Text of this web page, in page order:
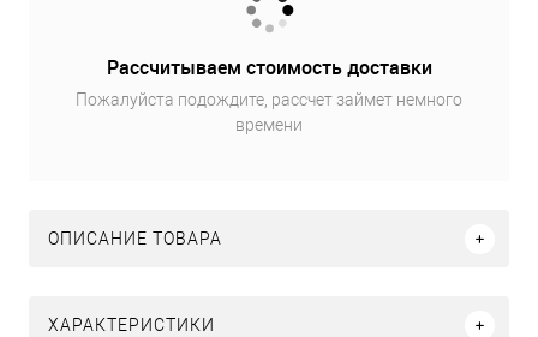
Рассчитываем стоимость доставки
Пожалуйста подождите, рассчет займет немного
времени
ОПИСАНИЕ ТОВАРА
ХАРАКТЕРИСТИКИ